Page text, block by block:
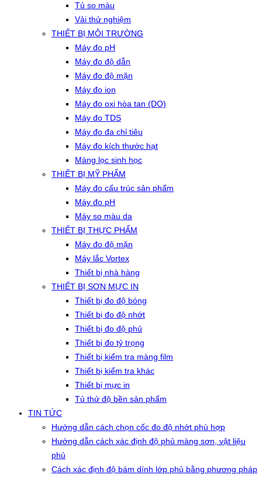
Tủ so màu
Vải thử nghiệm
THIẾT BỊ MÔI TRƯỜNG
Máy đo pH
Máy đo độ dẫn
Máy đo độ mặn
Máy đo ion
Máy đo oxi hòa tan (DO)
Máy đo TDS
Máy đo đa chỉ tiêu
Máy đo kích thước hạt
Màng lọc sinh học
THIẾT BỊ MỸ PHẨM
Máy đo cấu trúc sản phẩm
Máy đo pH
Máy so màu da
THIẾT BỊ THỰC PHẨM
Máy đo độ mặn
Máy lắc Vortex
Thiết bị nhà hàng
THIẾT BỊ SƠN MỰC IN
Thiết bị đo độ bóng
Thiết bị đo độ nhớt
Thiết bị đo độ phủ
Thiết bị đo tỷ trọng
Thiết bị kiểm tra màng film
Thiết bị kiểm tra khác
Thiết bị mực in
Tủ thử độ bền sản phẩm
TIN TỨC
Hướng dẫn cách chọn cốc đo độ nhớt phù hợp
Hướng dẫn cách xác định độ phủ màng sơn, vật liệu
phủ
Cách xác định độ bám dính lớp phủ bằng phương pháp